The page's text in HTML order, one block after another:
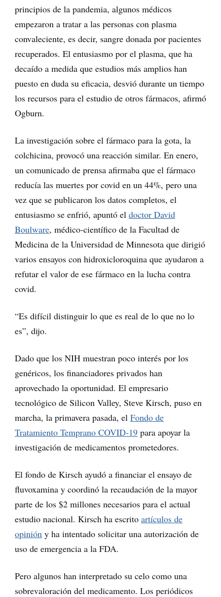
principios de la pandemia, algunos médicos
empezaron a tratar a las personas con plasma
convaleciente, es decir, sangre donada por pacientes
recuperados. El entusiasmo por el plasma, que ha
decaído a medida que estudios más amplios han
puesto en duda su eficacia, desvió durante un tiempo
los recursos para el estudio de otros fármacos, afirmó
Ogburn.
La investigación sobre el fármaco para la gota, la
colchicina, provocó una reacción similar. En enero,
un comunicado de prensa afirmaba que el fármaco
reducía las muertes por covid en un 44%, pero una
vez que se publicaron los datos completos, el
entusiasmo se enfrió, apuntó el doctor David
Boulware, médico-científico de la Facultad de
Medicina de la Universidad de Minnesota que dirigió
varios ensayos con hidroxicloroquina que ayudaron a
refutar el valor de ese fármaco en la lucha contra
covid.
“Es difícil distinguir lo que es real de lo que no lo
es”, dijo.
Dado que los NIH muestran poco interés por los
genéricos, los financiadores privados han
aprovechado la oportunidad. El empresario
tecnológico de Silicon Valley, Steve Kirsch, puso en
marcha, la primavera pasada, el Fondo de
Tratamiento Temprano COVID-19 para apoyar la
investigación de medicamentos prometedores.
El fondo de Kirsch ayudó a financiar el ensayo de
fluvoxamina y coordinó la recaudación de la mayor
parte de los $2 millones necesarios para el actual
estudio nacional. Kirsch ha escrito artículos de
opinión y ha intentado solicitar una autorización de
uso de emergencia a la FDA.
Pero algunos han interpretado su celo como una
sobrevaloración del medicamento. Los periódicos